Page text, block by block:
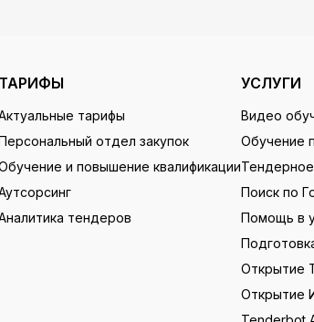
ТАРИФЫ
тарифы
отдел закупок
и повышение квалификации
тендеров
УСЛУГИ
Видео
Обучение
Поиск по
Помощь в
Открытие
Открытие